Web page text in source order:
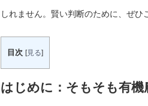
しれません。賢い判断のために、ぜひ
目次 [見る]
はじめに：そもそも有